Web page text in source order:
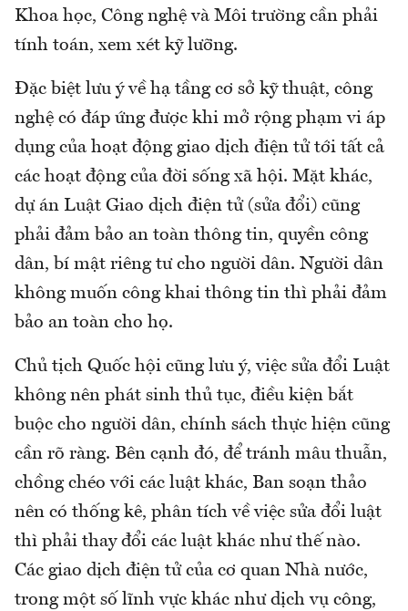
Khoa học, Công nghệ và Môi trường cần phải
tính toán, xem xét kỹ lưỡng.
Đặc biệt lưu ý về hạ tầng cơ sở kỹ thuật, công
nghệ có đáp ứng được khi mở rộng phạm vi áp
dụng của hoạt động giao dịch điện tử tới tất cả
các hoạt động của đời sống xã hội. Mặt khác,
dự án Luật Giao dịch điện tử (sửa đổi) cũng
phải đảm bảo an toàn thông tin, quyền công
dân, bí mật riêng tư cho người dân. Người dân
không muốn công khai thông tin thì phải đảm
bảo an toàn cho họ.
Chủ tịch Quốc hội cũng lưu ý, việc sửa đổi Luật
không nên phát sinh thủ tục, điều kiện bắt
buộc cho người dân, chính sách thực hiện cũng
cần rõ ràng. Bên cạnh đó, để tránh mâu thuẫn,
chồng chéo với các luật khác, Ban soạn thảo
nên có thống kê, phân tích về việc sửa đổi luật
thì phải thay đổi các luật khác như thế nào.
Các giao dịch điện tử của cơ quan Nhà nước,
trong một số lĩnh vực khác như dịch vụ công,